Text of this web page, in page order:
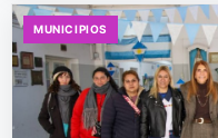
MUNICIPIOS